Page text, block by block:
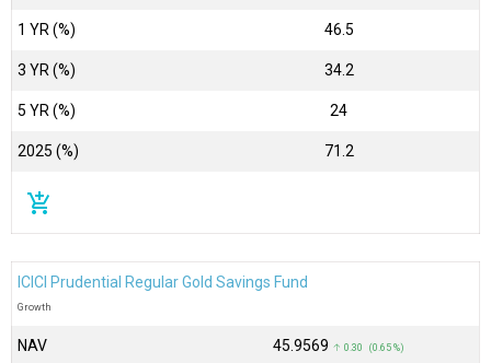
1 YR (%) 46.5
3 YR (%) 34.2
5 YR (%) 24
2025 (%) 71.2
add_shopping_cart
ICICI Prudential Regular Gold Savings Fund
Growth
NAV ₹45.9569 ↑ 0.30 (0.65 %)